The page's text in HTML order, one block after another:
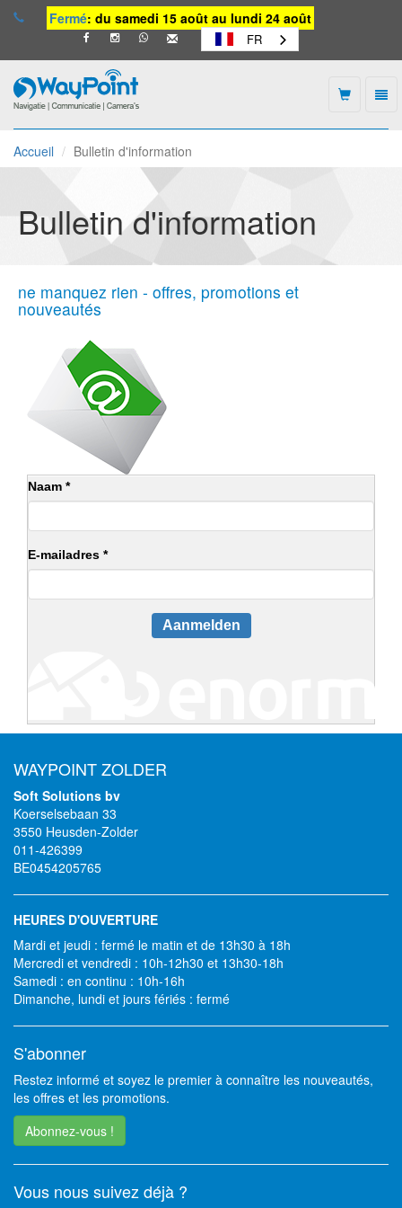
Fermé: du samedi 15 août au lundi 24 août
FR
-
vers
la
d'accueil
Accueil Bulletin d'information
Bulletin d'information
ne manquez rien - offres, promotions et
nouveautés
Naam *
E-mailadres *
Aanmelden
WAYPOINT ZOLDER
Soft Solutions bv
Koerselsebaan 33
3550 Heusden-Zolder
011-426399
BE0454205765
HEURES D'OUVERTURE
Mardi et jeudi : fermé le matin et de 13h30 à 18h
Mercredi et vendredi : 10h-12h30 et 13h30-18h
Samedi : en continu : 10h-16h
Dimanche, lundi et jours fériés : fermé
S'abonner
Restez informé et soyez le premier à connaître les nouveautés,
les offres et les promotions.
Abonnez-vous !
Vous nous suivez déjà ?